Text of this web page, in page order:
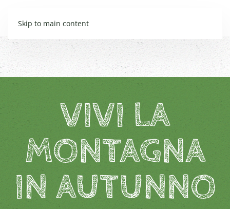
Skip to main content
VIVI LA
MONTAGNA
IN AUTUNNO